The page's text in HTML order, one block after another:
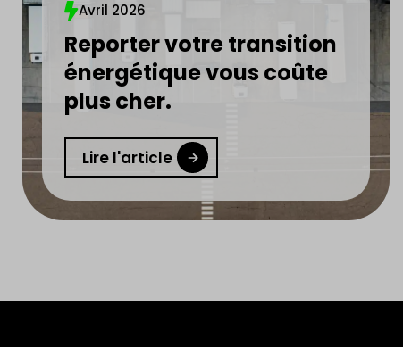
Avril 2026
Reporter votre transition
énergétique vous coûte
plus cher.
Lire l'article